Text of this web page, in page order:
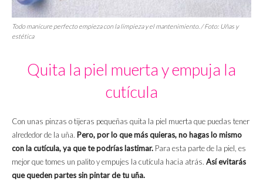
Todo manicure perfecto empieza con la limpieza y el mantenimiento. / Foto: Uñas y
estética
Quita la piel muerta y empuja la
cutícula
Con unas pinzas o tijeras pequeñas quita la piel muerta que puedas tener
alrededor de la uña. Pero, por lo que más quieras, no hagas lo mismo
con la cutícula, ya que te podrías lastimar. Para esta parte de la piel, es
mejor que tomes un palito y empujes la cutícula hacia atrás. Así evitarás
que queden partes sin pintar de tu uña.